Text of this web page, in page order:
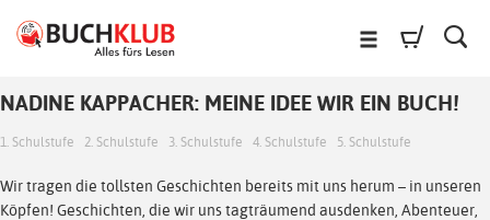
NADINE KAPPACHER: MEINE IDEE WIR EIN BUCH!
1. Schulstufe 2. Schulstufe 3. Schulstufe 4. Schulstufe 5. Schulstufe
Wir tragen die tollsten Geschichten bereits mit uns herum – in unseren
Köpfen! Geschichten, die wir uns tagträumend ausdenken, Abenteuer,